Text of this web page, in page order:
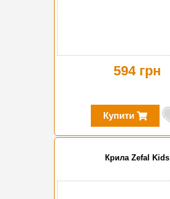
594 грн
Купити
Крила Zefal Kids